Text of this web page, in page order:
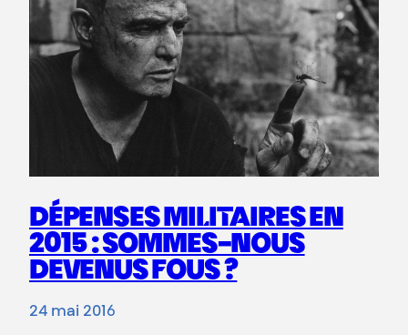
DÉPENSES MILITAIRES EN
2015 : SOMMES-NOUS
DEVENUS FOUS ?
24 mai 2016